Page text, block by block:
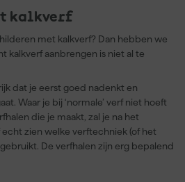
kalkverf
met kalkverf? Dan hebben we
kalkverf aanbrengen is niet al te
dat je eerst goed nadenkt en
Waar je bij ‘normale’ verf niet hoeft
die je maakt, zal je na het
zien welke verftechniek (of het
De verfhalen zijn erg bepalend